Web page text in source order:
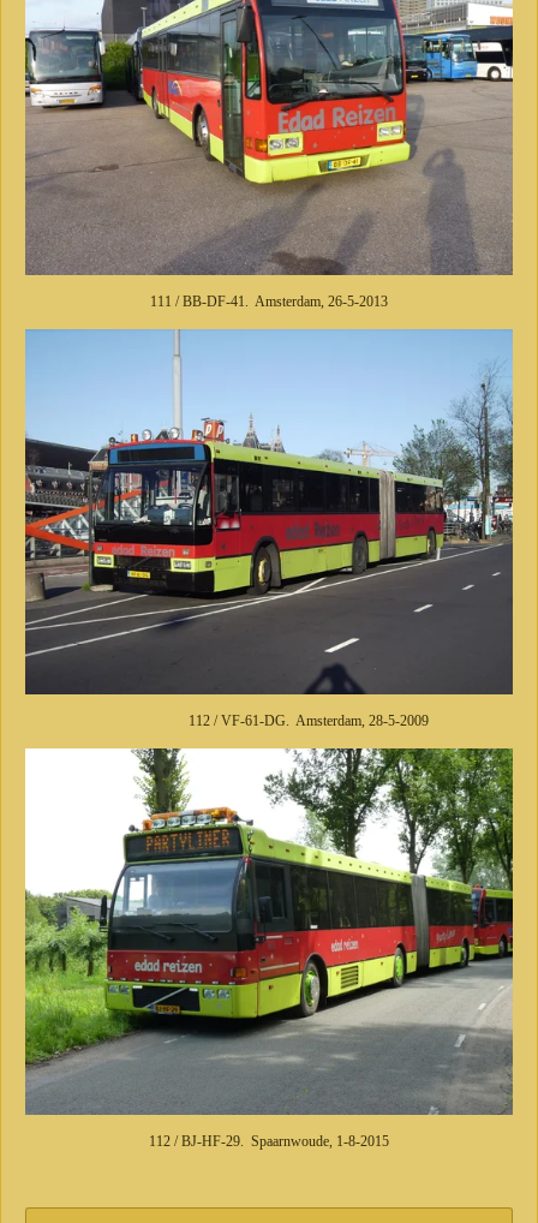
111 / BB-DF-41. Amsterdam, 26-5-2013
112 / VF-61-DG. Amsterdam, 28-5-2009
112 / BJ-HF-29. Spaarnwoude, 1-8-2015